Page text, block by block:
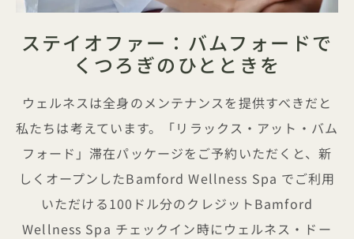
ステイオファー：バムフォードで
くつろぎのひとときを
ウェルネスは全身のメンテナンスを提供すべきだと
私たちは考えています。「リラックス・アット・バム
フォード」滞在パッケージをご予約いただくと、新
しくオープンしたBamford Wellness Spa でご利用
いただける100ドル分のクレジットBamford
Wellness Spa チェックイン時にウェルネス・ドー